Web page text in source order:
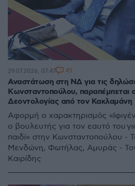
Αναστάτωση στη ΝΔ για τις
Κωνσταντοπούλου, παραπέμπεται
Δεοντολογίας από τον Κακλαμάνη
Αφορμή ο χαρακτηρισμός
ο βουλευτής για τον εαυτό του
παιδί» στην Κωνσταντοπούλου -
Μενδώνη, Φωτήλας, Αμυράς -
Καιρίδης
29.07.2026, 07:47 45